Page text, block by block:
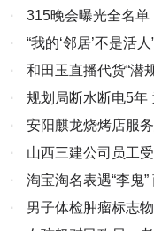
都会令我深感震撼。乘坐
精确、规划的重视。这就
正驾驭现代技术，自信
式”——不再依靠肌肉和奔
不止是一个年份符号，它
生长。 上海豫园灯会融
客驻足；广东汕头骑楼街
唐不夜城，机器人写福字
代科技碰撞出绚丽火花
启新篇。 2月21日，英
歌嘉年华活动”中表演。
族的文化积淀、情感记忆
一种新风尚。”文化和
仅是万家灯火的团圆，
取餐点，为坚守岗位的劳
工作者走进独居老人家中
环境条例》、《杭州市
大提出的“优化民营企业
权益，促进民营经济发
于促进民营经济发展壮
境促进民营经济发展壮
党委政府和有关部门的
济不断发展壮大。 1、淳安县人民法院民二庭庭长黄琳滥用职权，在
已不具备监督管理权的
的企业重整投资意向保
企业春节无钱发放员工薪资，雪上加霜
·
315晚会曝光全名单
结束了
·
“我的‘邻居’不是活人
·
和田玉直播代货“潜
·
·
安阳麒龙烧烤店服
·
山西三建公司员工
·
淘宝淘名表遇“李鬼
·
男子体检肿瘤标志